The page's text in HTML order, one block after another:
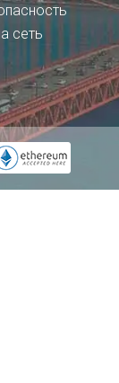
сеть